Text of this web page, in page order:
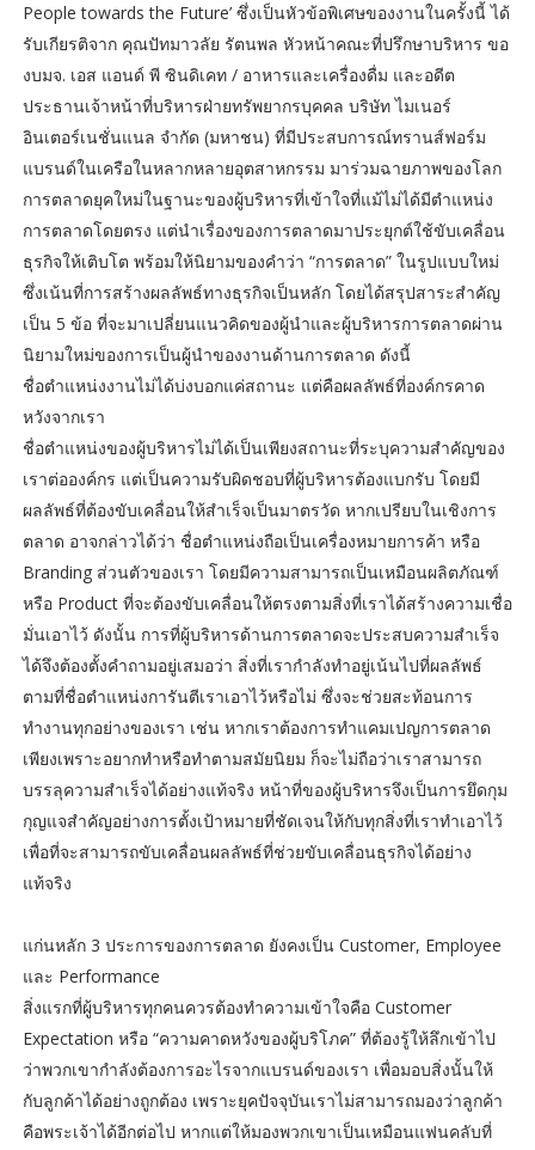
People towards the Future’ ซึ่งเป็นหัวข้อพิเศษของงานในครั้งนี้ ได้
รับเกียรติจาก คุณปัทมาวลัย รัตนพล หัวหน้าคณะที่ปรึกษาบริหาร ขอ
งบมจ. เอส แอนด์ พี ซินดิเคท / อาหารและเครื่องดื่ม และอดีต
ประธานเจ้าหน้าที่บริหารฝ่ายทรัพยากรบุคคล บริษัท ไมเนอร์
อินเตอร์เนชั่นแนล จำกัด (มหาชน) ที่มีประสบการณ์ทรานส์ฟอร์ม
แบรนด์ในเครือในหลากหลายอุตสาหกรรม มาร่วมฉายภาพของโลก
การตลาดยุคใหม่ในฐานะของผู้บริหารที่เข้าใจที่แม้ไม่ได้มีตำแหน่ง
การตลาดโดยตรง แต่นำเรื่องของการตลาดมาประยุกต์ใช้ขับเคลื่อน
ธุรกิจให้เติบโต พร้อมให้นิยามของคำว่า “การตลาด” ในรูปแบบใหม่
ซึ่งเน้นที่การสร้างผลลัพธ์ทางธุรกิจเป็นหลัก โดยได้สรุปสาระสำคัญ
เป็น 5 ข้อ ที่จะมาเปลี่ยนแนวคิดของผู้นำและผู้บริหารการตลาดผ่าน
นิยามใหม่ของการเป็นผู้นำของงานด้านการตลาด ดังนี้
ชื่อตำแหน่งงานไม่ได้บ่งบอกแค่สถานะ แต่คือผลลัพธ์ที่องค์กรคาด
หวังจากเรา
ชื่อตำแหน่งของผู้บริหารไม่ได้เป็นเพียงสถานะที่ระบุความสำคัญของ
เราต่อองค์กร แต่เป็นความรับผิดชอบที่ผู้บริหารต้องแบกรับ โดยมี
ผลลัพธ์ที่ต้องขับเคลื่อนให้สำเร็จเป็นมาตรวัด หากเปรียบในเชิงการ
ตลาด อาจกล่าวได้ว่า ชื่อตำแหน่งถือเป็นเครื่องหมายการค้า หรือ
Branding ส่วนตัวของเรา โดยมีความสามารถเป็นเหมือนผลิตภัณฑ์
หรือ Product ที่จะต้องขับเคลื่อนให้ตรงตามสิ่งที่เราได้สร้างความเชื่อ
มั่นเอาไว้ ดังนั้น การที่ผู้บริหารด้านการตลาดจะประสบความสำเร็จ
ได้จึงต้องตั้งคำถามอยู่เสมอว่า สิ่งที่เรากำลังทำอยู่เน้นไปที่ผลลัพธ์
ตามที่ชื่อตำแหน่งการันตีเราเอาไว้หรือไม่ ซึ่งจะช่วยสะท้อนการ
ทำงานทุกอย่างของเรา เช่น หากเราต้องการทำแคมเปญการตลาด
เพียงเพราะอยากทำหรือทำตามสมัยนิยม ก็จะไม่ถือว่าเราสามารถ
บรรลุความสำเร็จได้อย่างแท้จริง หน้าที่ของผู้บริหารจึงเป็นการยึดกุม
กุญแจสำคัญอย่างการตั้งเป้าหมายที่ชัดเจนให้กับทุกสิ่งที่เราทำเอาไว้
เพื่อที่จะสามารถขับเคลื่อนผลลัพธ์ที่ช่วยขับเคลื่อนธุรกิจได้อย่าง
แท้จริง
แก่นหลัก 3 ประการของการตลาด ยังคงเป็น Customer, Employee
และ Performance
สิ่งแรกที่ผู้บริหารทุกคนควรต้องทำความเข้าใจคือ Customer
Expectation หรือ “ความคาดหวังของผู้บริโภค” ที่ต้องรู้ให้ลึกเข้าไป
ว่าพวกเขากำลังต้องการอะไรจากแบรนด์ของเรา เพื่อมอบสิ่งนั้นให้
กับลูกค้าได้อย่างถูกต้อง เพราะยุคปัจจุบันเราไม่สามารถมองว่าลูกค้า
คือพระเจ้าได้อีกต่อไป หากแต่ให้มองพวกเขาเป็นเหมือนแฟนคลับที่